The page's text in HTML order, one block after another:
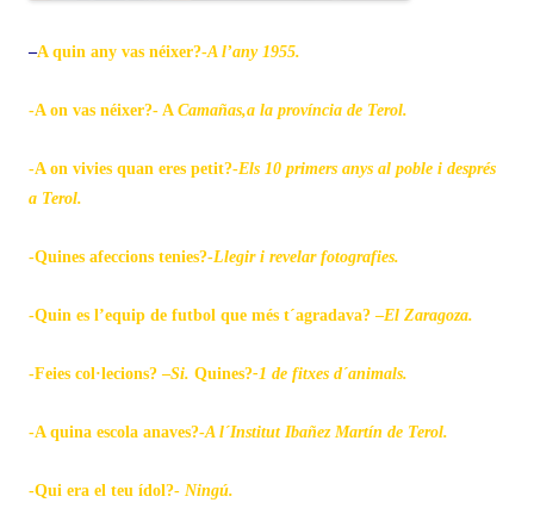
–A quin any vas néixer?-A l’any 1955.
-A on vas néixer?- A Camañas,a la província de Terol.
-A on vivies quan eres petit?-Els 10 primers anys al poble i després
a Terol.
-Quines afeccions tenies?-Llegir i revelar fotografies.
-Quin es l’equip de futbol que més t´agradava? –El Zaragoza.
-Feies col·lecions? –Si. Quines?-1 de fitxes d´animals.
-A quina escola anaves?-A l´Institut Ibañez Martín de Terol.
-Qui era el teu ídol?- Ningú.